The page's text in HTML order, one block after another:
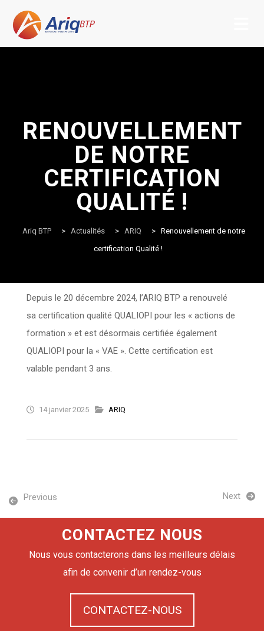
RENOUVELLEMENT
DE NOTRE
CERTIFICATION
QUALITÉ !
Ariq BTP > Actualités > ARIQ > Renouvellement de notre
certification Qualité !
Depuis le 20 décembre 2024, l’ARIQ BTP a renouvelé
sa certification qualité QUALIOPI pour les « actions de
formation » et est désormais certifiée également
QUALIOPI pour la « VAE ». Cette certification est
valable pendant 3 ans.
14 janvier 2025 ARIQ
Previous Next
CONTACTEZ NOUS
Nous vous contacterons dans les meilleurs délais
afin de convenir d’un rendez-vous
CONTACTEZ-NOUS